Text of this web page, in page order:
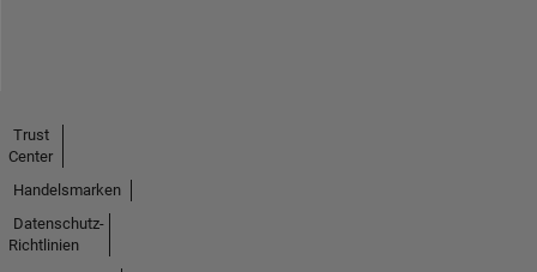
Trust
Center
Handelsmarken
Datenschutz-
Richtlinien